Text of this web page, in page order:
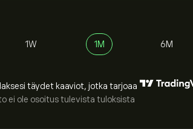
1W 1M 6M
täydet kaaviot, jotka tarjoaa
ei ole osoitus tulevista tuloksista